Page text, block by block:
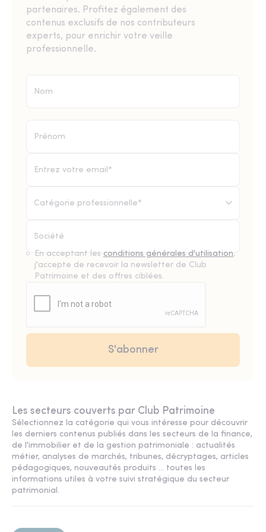
partenaires. Profitez également des
contenus exclusifs de nos contributeurs
experts, pour enrichir votre veille
professionnelle.
Catégorie professionnelle*
En acceptant les conditions générales d'utilisation,
j'accepte de recevoir la newsletter de Club
Patrimoine et des offres ciblées.
Les secteurs couverts par Club Patrimoine
Sélectionnez la catégorie qui vous intéresse pour découvrir
les derniers contenus publiés dans les secteurs de la finance,
de l'immobilier et de la gestion patrimoniale : actualités
métier, analyses de marchés, tribunes, décryptages, articles
pédagogiques, nouveautés produits ... toutes les
informations utiles à votre suivi stratégique du secteur
patrimonial.